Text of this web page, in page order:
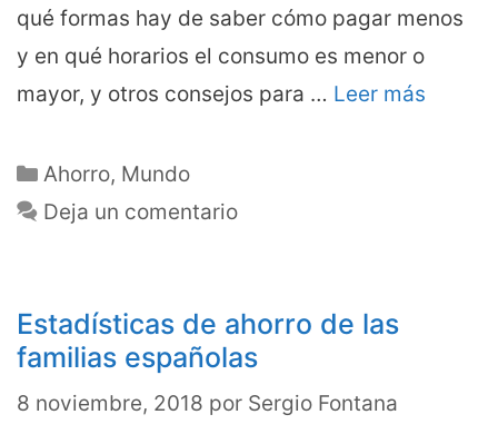
qué formas hay de saber cómo pagar menos
y en qué horarios el consumo es menor o
mayor, y otros consejos para … Leer más
Categorías
Ahorro, Mundo
Deja un comentario
Estadísticas de ahorro de las
familias españolas
8 noviembre, 2018 por Sergio Fontana